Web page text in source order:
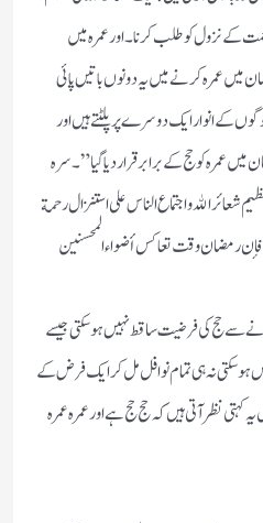
کے نزول کو طلب کرنا۔ اور عمرہ میں
عمرہ کرنے میں یہ دونوں باتیں پائی
کے انوار ایک دوسرے پر پلٹتے ہیں اور
عمرہ کو حج کے برابر قرار دیاگیا”۔ سره
شعائر الله واجتماع الناس على استنزال رحمة
فإن رمضان وقت تعاكس أضواء المحسنين
سے حج کی فرضیت ساقط نہیں ہوسکتی جیسے
ہوسکتی نہ ہی تمام نوافل مل کر ایک فرض کے
کہتی نظر آتی ہیں کہ حج حج ہے اور عمرہ عمرہ